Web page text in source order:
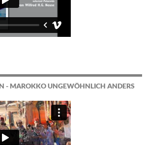
- MAROKKO UNGEWÖHNLICH ANDERS